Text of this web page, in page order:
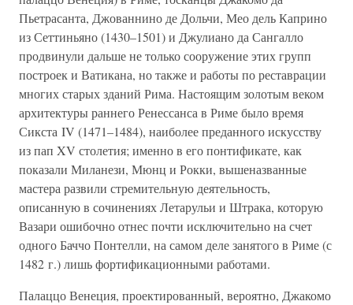
Пьетрасанта, Джованнино де Дольчи, Мео дель Каприно
из Сеттиньяно (1430–1501) и Джулиано да Сангалло
продвинули дальше не только сооружение этих групп
построек и Ватикана, но также и работы по реставрации
многих старых зданий Рима. Настоящим золотым веком
архитектуры раннего Ренессанса в Риме было время
Сикста IV (1471–1484), наиболее преданного искусству
из пап XV столетия; именно в его понтификате, как
показали Миланези, Мюнц и Рокки, вышеназванные
мастера развили стремительную деятельность,
описанную в сочинениях Летарульи и Штрака, которую
Вазари ошибочно отнес почти исключительно на счет
одного Баччо Понтелли, на самом деле занятого в Риме (с
1482 г.) лишь фортификационными работами.
Палаццо Венеция, проектированный, вероятно, Джакомо